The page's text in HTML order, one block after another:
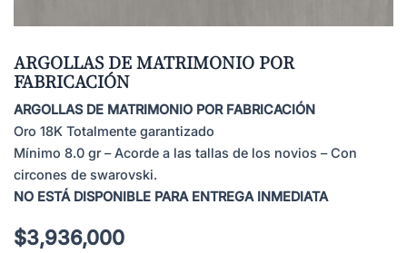
ARGOLLAS DE MATRIMONIO POR
FABRICACIÓN
ARGOLLAS DE MATRIMONIO POR FABRICACIÓN
Oro 18K Totalmente garantizado
Mínimo 8.0 gr – Acorde a las tallas de los novios – Con
circones de swarovski.
NO ESTÁ DISPONIBLE PARA ENTREGA INMEDIATA
$3,936,000